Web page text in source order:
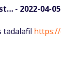
- 2022-04-
tadalafil